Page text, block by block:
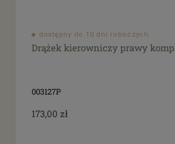
dostępny do 10 dni roboczych
Drążek kierowniczy prawy
003127P
173,00 zł